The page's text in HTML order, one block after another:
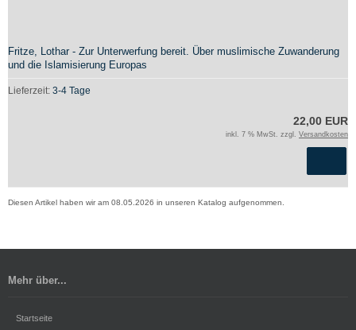
Fritze, Lothar - Zur Unterwerfung bereit. Über muslimische Zuwanderung
und die Islamisierung Europas
Lieferzeit: 3-4 Tage
22,00 EUR
inkl. 7 % MwSt. zzgl. Versandkosten
Diesen Artikel haben wir am 08.05.2026 in unseren Katalog aufgenommen.
Mehr über...
Startseite